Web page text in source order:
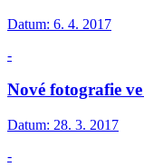
Datum: 6. 4. 2017
-
Nové fotografie
Datum: 28. 3. 2017
-